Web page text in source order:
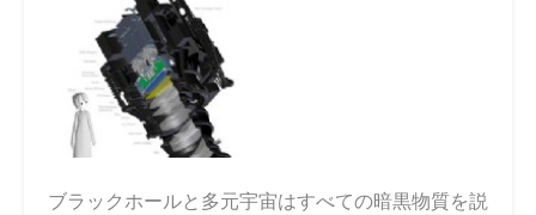
ブラックホールと多元宇宙はすべての暗黒物質を説